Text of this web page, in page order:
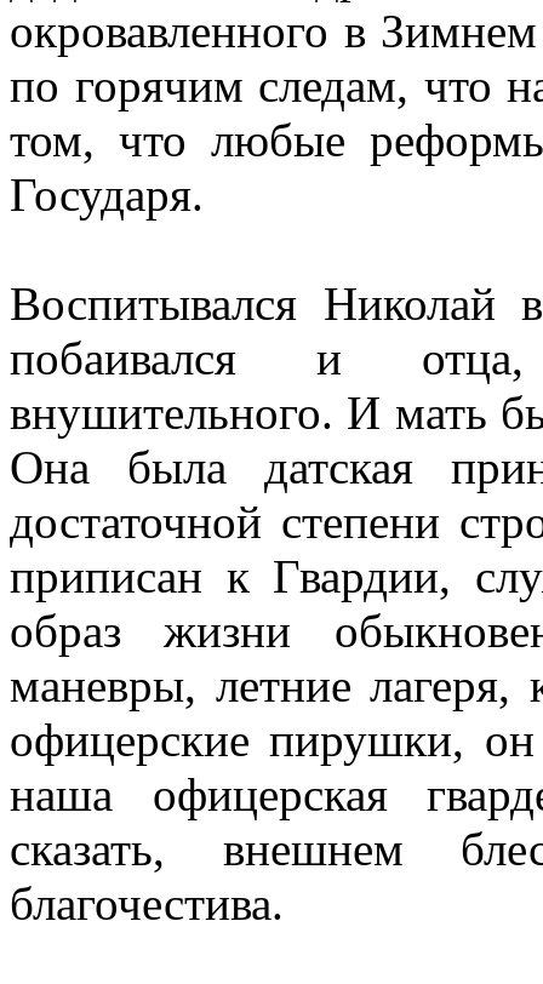
окровавленного в
по горячим следам, что
том, что любые
Государя.
Воспитывался Николай
побаивался и отца,
внушительного. И мать
Она была датская
достаточной степени
приписан к Гвардии,
образ жизни
маневры, летние лагеря,
офицерские пирушки,
наша офицерская
сказать, внешнем
благочестива.